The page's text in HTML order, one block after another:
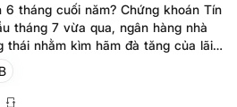
tháng cuối năm? Chứng khoán Tín
tháng 7 vừa qua, ngân hàng nhà
thái nhằm kìm hãm đà tăng của lãi
từ mức 12.5% về mức 9%. Hành
căng thẳng cung tiền trong nền
chính phủ cần những biện pháp để